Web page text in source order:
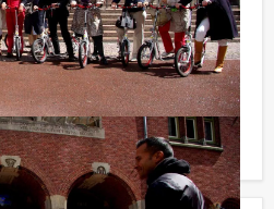
talen. Neem contact met
te bespreken.
aantal deelnemers? Als u
aantal te betalen, kunt u
personen boeken!